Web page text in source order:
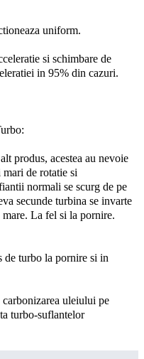
uniform.
si schimbare de
in 95% din cazuri.
produs, acestea au nevoie
de rotatie si
normali se scurg de pe
secunde turbina se invarte
La fel si la pornire.
de turbo la pornire si in
uleiului pe
turbo-suflantelor